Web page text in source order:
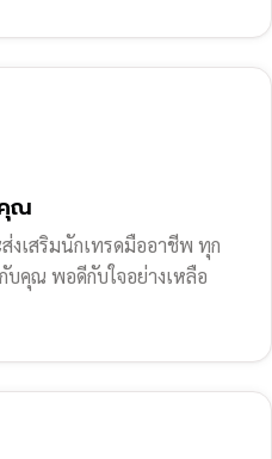
ณ
เสริมนักเทรดมืออาชีพ ทุก
คุณ พอดีกับใจอย่างเหลือ